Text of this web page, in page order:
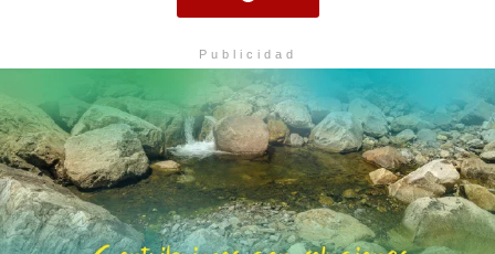
Publicidad